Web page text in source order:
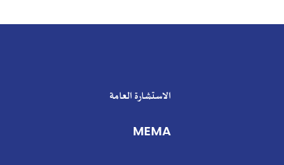
الاستشارة العامة
MEMA